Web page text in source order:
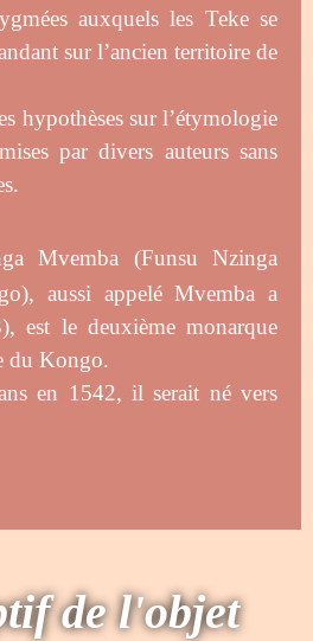
auxquels les Teke se
sur l’ancien territoire de
hypothèses sur l’étymologie
par divers auteurs sans
Mvemba (Funsu Nzinga
aussi appelé Mvemba a
est le deuxième monarque
du Kongo.
en 1542, il serait né vers
de l'objet